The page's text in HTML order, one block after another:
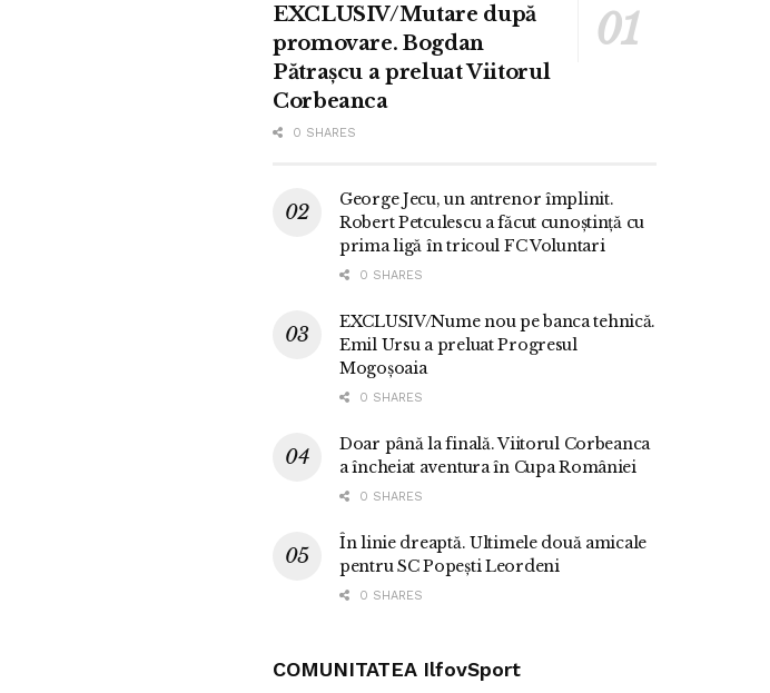
EXCLUSIV/Mutare după
promovare. Bogdan
Pătrașcu a preluat Viitorul
Corbeanca
0 SHARES
George Jecu, un antrenor împlinit.
Robert Petculescu a făcut cunoștință cu
prima ligă în tricoul FC Voluntari
0 SHARES
EXCLUSIV/Nume nou pe banca tehnică.
Emil Ursu a preluat Progresul
Mogoșoaia
0 SHARES
Doar până la finală. Viitorul Corbeanca
a încheiat aventura în Cupa României
0 SHARES
În linie dreaptă. Ultimele două amicale
pentru SC Popești Leordeni
0 SHARES
COMUNITATEA IlfovSport